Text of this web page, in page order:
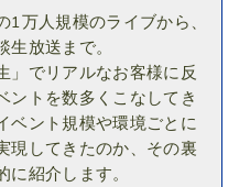
万人規模のライブから、
放送まで。
」でリアルなお客様に反
ントを数多くこなしてき
ベント規模や環境ごとに
現してきたのか、その裏
紹介します。